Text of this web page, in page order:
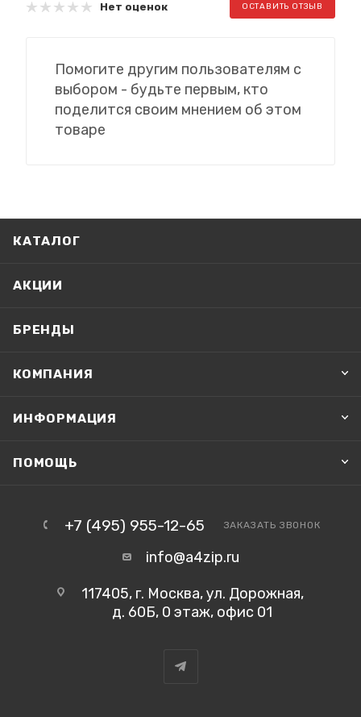
Нет оценок ОСТАВИТЬ ОТЗЫВ
Помогите другим пользователям с
выбором - будьте первым, кто
поделится своим мнением об этом
товаре
КАТАЛОГ
АКЦИИ
БРЕНДЫ
КОМПАНИЯ
ИНФОРМАЦИЯ
ПОМОЩЬ
+7 (495) 955-12-65 ЗАКАЗАТЬ ЗВОНОК
info@a4zip.ru
117405, г. Москва, ул. Дорожная,
д. 60Б, 0 этаж, офис 01